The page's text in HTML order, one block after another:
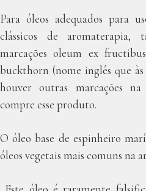
Para óleos adequados para
clássicos de aromaterapia,
marcações oleum ex
buckthorn (nome inglês que às
houver outras marcações
compre esse produto.
O óleo base de espinheiro
óleos vegetais mais comuns na